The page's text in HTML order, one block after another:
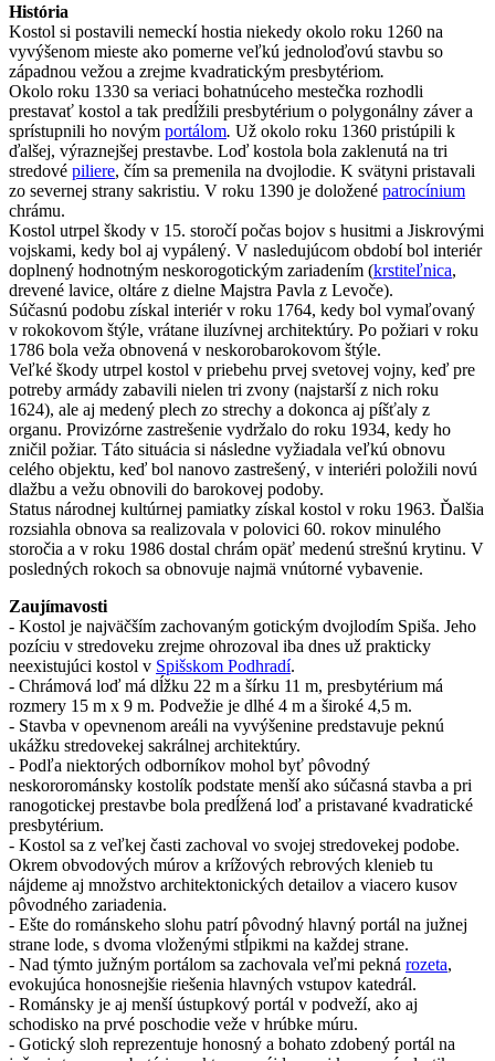
História
Kostol si postavili nemeckí hostia niekedy okolo roku 1260 na
vyvýšenom mieste ako pomerne veľkú jednoloďovú stavbu so
západnou vežou a zrejme kvadratickým presbytériom.
Okolo roku 1330 sa veriaci bohatnúceho mestečka rozhodli
prestavať kostol a tak predĺžili presbytérium o polygonálny záver a
sprístupnili ho novým portálom. Už okolo roku 1360 pristúpili k
ďalšej, výraznejšej prestavbe. Loď kostola bola zaklenutá na tri
stredové piliere, čím sa premenila na dvojlodie. K svätyni pristavali
zo severnej strany sakristiu. V roku 1390 je doložené patrocínium
chrámu.
Kostol utrpel škody v 15. storočí počas bojov s husitmi a Jiskrovými
vojskami, kedy bol aj vypálený. V nasledujúcom období bol interiér
doplnený hodnotným neskorogotickým zariadením (krstiteľnica,
drevené lavice, oltáre z dielne Majstra Pavla z Levoče).
Súčasnú podobu získal interiér v roku 1764, kedy bol vymaľovaný
v rokokovom štýle, vrátane iluzívnej architektúry. Po požiari v roku
1786 bola veža obnovená v neskorobarokovom štýle.
Veľké škody utrpel kostol v priebehu prvej svetovej vojny, keď pre
potreby armády zabavili nielen tri zvony (najstarší z nich roku
1624), ale aj medený plech zo strechy a dokonca aj píšťaly z
organu. Provizórne zastrešenie vydržalo do roku 1934, kedy ho
zničil požiar. Táto situácia si následne vyžiadala veľkú obnovu
celého objektu, keď bol nanovo zastrešený, v interiéri položili novú
dlažbu a vežu obnovili do barokovej podoby.
Status národnej kultúrnej pamiatky získal kostol v roku 1963. Ďalšia
rozsiahla obnova sa realizovala v polovici 60. rokov minulého
storočia a v roku 1986 dostal chrám opäť medenú strešnú krytinu. V
posledných rokoch sa obnovuje najmä vnútorné vybavenie.
Zaujímavosti
- Kostol je najväčším zachovaným gotickým dvojlodím Spiša. Jeho
pozíciu v stredoveku zrejme ohrozoval iba dnes už prakticky
neexistujúci kostol v Spišskom Podhradí.
- Chrámová loď má dĺžku 22 m a šírku 11 m, presbytérium má
rozmery 15 m x 9 m. Podvežie je dlhé 4 m a široké 4,5 m.
- Stavba v opevnenom areáli na vyvýšenine predstavuje peknú
ukážku stredovekej sakrálnej architektúry.
- Podľa niektorých odborníkov mohol byť pôvodný
neskororománsky kostolík podstate menší ako súčasná stavba a pri
ranogotickej prestavbe bola predĺžená loď a pristavané kvadratické
presbytérium.
- Kostol sa z veľkej časti zachoval vo svojej stredovekej podobe.
Okrem obvodových múrov a krížových rebrových klenieb tu
nájdeme aj množstvo architektonických detailov a viacero kusov
pôvodného zariadenia.
- Ešte do románskeho slohu patrí pôvodný hlavný portál na južnej
strane lode, s dvoma vloženými stĺpikmi na každej strane.
- Nad týmto južným portálom sa zachovala veľmi pekná rozeta,
evokujúca honosnejšie riešenia hlavných vstupov katedrál.
- Románsky je aj menší ústupkový portál v podveží, ako aj
schodisko na prvé poschodie veže v hrúbke múru.
- Gotický sloh reprezentuje honosný a bohato zdobený portál na